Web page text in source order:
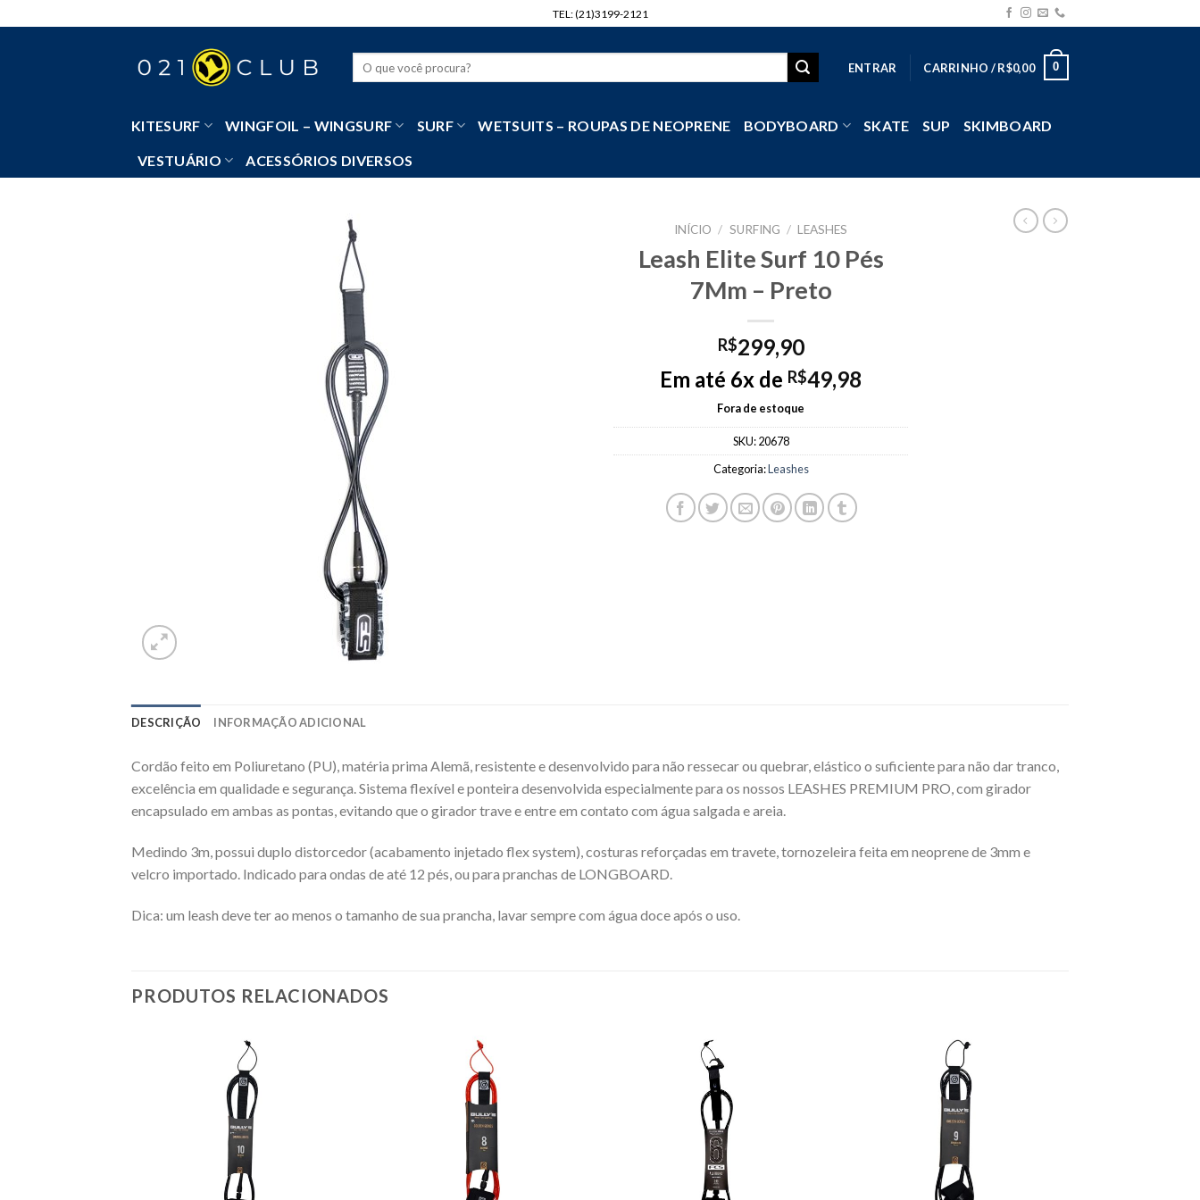
to
TEL: (21)3199-2121
ENTRAR CARRINHO /R$0,00 0
KITESURF WINGFOIL – WINGSURF SURF WETSUITS – ROUPAS DE NEOPRENE BODYBOARD SKATE SUP SKIMBOARD
VESTUÁRIO ACESSÓRIOS DIVERSOS
INÍCIO / SURFING / LEASHES
Leash Elite Surf 10 Pés
7Mm – Preto
R$299,90
Em até 6x de R$49,98
Fora de estoque
SKU:20678
Categoria:Leashes
DESCRIÇÃO INFORMAÇÃO ADICIONAL
Cordão feito em Poliuretano (PU), matéria prima Alemã, resistente e desenvolvido para não ressecar ou quebrar, elástico o suficiente para não dar tranco,
excelência em qualidade e segurança. Sistema flexível e ponteira desenvolvida especialmente para os nossos LEASHES PREMIUM PRO, com girador
encapsulado em ambas as pontas, evitando que o girador trave e entre em contato com água salgada e areia.
Medindo 3m, possui duplo distorcedor (acabamento injetado flex system), costuras reforçadas em travete, tornozeleira feita em neoprene de 3mm e
velcro importado. Indicado para ondas de até 12 pés, ou para pranchas de LONGBOARD.
Dica: um leash deve ter ao menos o tamanho de sua prancha, lavar sempre com água doce após o uso.
PRODUTOS RELACIONADOS